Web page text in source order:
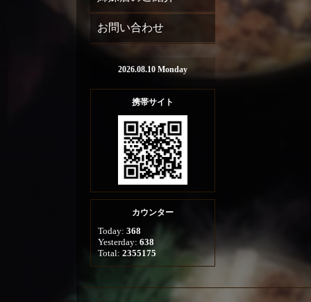
お問い合わせ
2026.08.10 Monday
携帯サイト
カウンター
Today: 368
Yesterday: 638
Total: 2355175